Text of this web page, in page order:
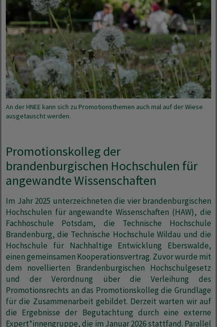
An der HNEE kann sich zu Promotionsthemen auch mal auf der Wiese
ausgetauscht werden.
Promotionskolleg der
brandenburgischen Hochschulen für
angewandte Wissenschaften
Im Jahr 2025 unterzeichneten die vier brandenburgischen
Hochschulen für angewandte Wissenschaften (HAW), die
Fachhoschule Potsdam, die Technische Hochschule
Brandenburg, die Technische Hochschule Wildau und die
Hochschule für Nachhaltige Entwicklung Eberswalde,
einen gemeinsamen Kooperationsvertrag. Zuvor wurde mit
dem novellierten Brandenburgischen Hochschulgesetz
und der Verordnung über die Verleihung des
Promotionsrechts an das Promotionskolleg die Grundlage
für die Zusammenarbeit gebildet. Derzeit warten wir auf
die Ergebnisse der Begutachtung durch eine externe
Expert*innengruppe, die im Januar 2026 stattfand. Parallel